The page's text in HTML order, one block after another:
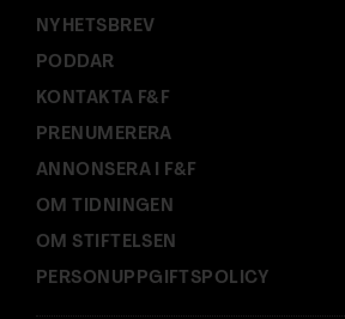
NYHETSBREV
PODDAR
KONTAKTA F&F
PRENUMERERA
ANNONSERA I F&F
OM TIDNINGEN
OM STIFTELSEN
PERSONUPPGIFTSPOLICY